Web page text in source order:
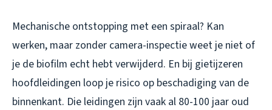
Mechanische ontstopping met een spiraal? Kan
werken, maar zonder camera-inspectie weet je niet of
je de biofilm echt hebt verwijderd. En bij gietijzeren
hoofdleidingen loop je risico op beschadiging van de
binnenkant. Die leidingen zijn vaak al 80-100 jaar oud